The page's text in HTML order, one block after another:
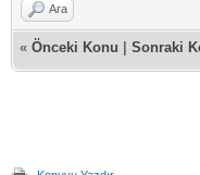
Ara
« Önceki Konu Sonraki